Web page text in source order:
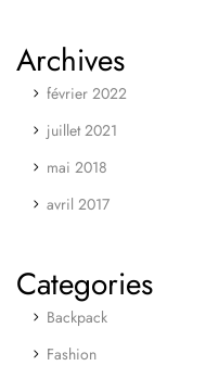
Archives
février 2022
juillet 2021
mai 2018
avril 2017
Categories
Backpack
Fashion